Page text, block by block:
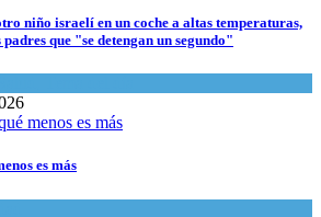
niño israelí en un coche a altas temperaturas,
que "se detengan un segundo"
es más